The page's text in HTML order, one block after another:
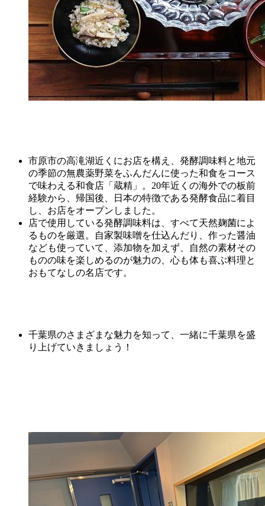
市原市の高滝湖近くにお店を構え、発酵調味料と地元
の季節の無農薬野菜をふんだんに使った和食をコース
で味わえる和食店「蔵精」。20年近くの海外での板前
経験から、帰国後、日本の特徴である発酵食品に着目
し、お店をオープンしました。
店で使用している発酵調味料は、すべて天然麹菌によ
るものを厳選。自家製味噌を仕込んだり、作った醤油
なども使っていて、添加物を加えず、自然の素材その
ものの味を楽しめるのが魅力の、心も体も喜ぶ料理と
おもてなしの名店です。
千葉県のさまざまな魅力を知って、一緒に千葉県を盛
り上げていきましょう！